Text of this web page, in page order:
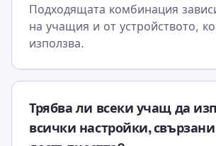
Подходящата комбинация
на учащия и от устройството,
използва.
Трябва ли всеки учащ да
всички настройки, свързани